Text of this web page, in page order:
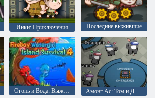
Инки: Приключения Последние выжившие
Огонь и Вода: Выживание на острове 4 Амонг Ас: Том и Джерри